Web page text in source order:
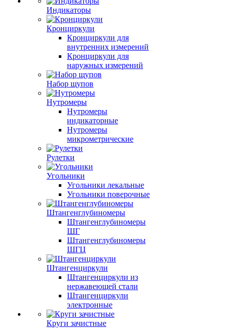
Индикаторы
Кронциркули
Кронциркули для
внутренних измерений
Кронциркули для
наружных измерений
Набор щупов
Нутромеры
Нутромеры
индикаторные
Нутромеры
микрометрические
Рулетки
Угольники
Угольники лекальные
Угольники поверочные
Штангенглубиномеры
Штангенглубиномеры
ШГ
Штангенглубиномеры
ШГЦ
Штангенциркули
Штангенциркули из
нержавеющей стали
Штангенциркули
электронные
Круги зачистные